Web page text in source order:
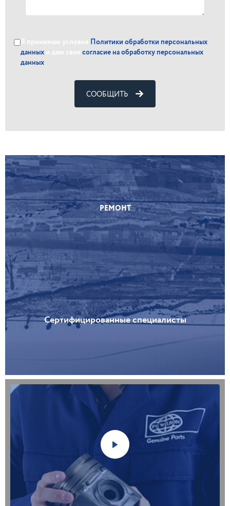
Я принимаю условия Политики обработки персональных
данных и даю своесогласие на обработку персональных
данных
СООБЩИТЬ
РЕМОНТ
Сертифицированные специалисты